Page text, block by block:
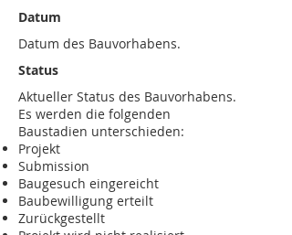
Datum
Datum des Bauvorhabens.
Status
Aktueller Status des Bauvorhabens.
Es werden die folgenden
Baustadien unterschieden:
Projekt
Submission
Baugesuch eingereicht
Baubewilligung erteilt
Zurückgestellt